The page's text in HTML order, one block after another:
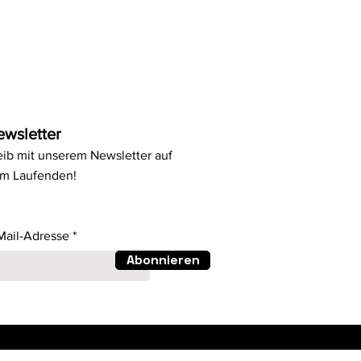
mit unserem Newsletter auf
Laufenden!
Adresse
Abonnieren